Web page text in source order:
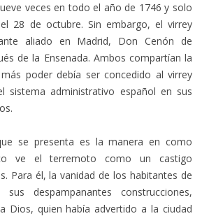
veces en todo el año de 1746 y solo
28 de octubre. Sin embargo, el virrey
aliado en Madrid, Don Cenón de
de la Ensenada. Ambos compartían la
poder debía ser concedido al virrey
sistema administrativo español en sus
se presenta es la manera en como
ve el terremoto como un castigo
Para él, la vanidad de los habitantes de
despampanantes construcciones,
Dios, quien había advertido a la ciudad